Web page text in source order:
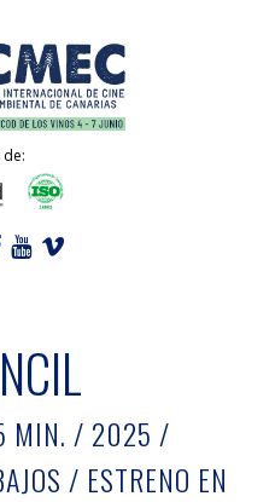
MIN. / 2025 /
/ ESTRENO EN